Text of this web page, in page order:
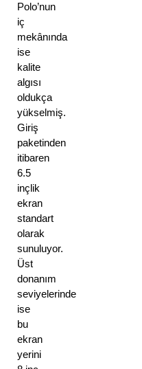
Polo’nun
iç
mekânında
ise
kalite
algısı
oldukça
yükselmiş.
Giriş
paketinden
itibaren
6.5
inçlik
ekran
standart
olarak
sunuluyor.
Üst
donanım
seviyelerinde
ise
bu
ekran
yerini